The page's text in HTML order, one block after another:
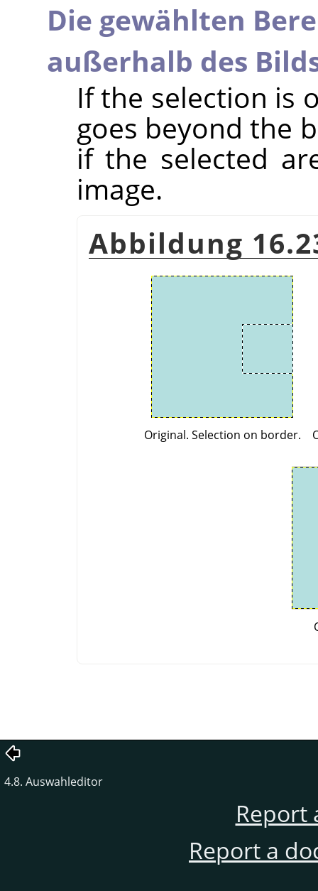
Die gewählten
außerhalb des
If the selection is
goes beyond the
if the selected
image.
Abbildung
Original. Selection on border.
4.8. Auswahleditor
Report
Report a